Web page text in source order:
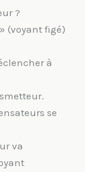
?
(voyant figé)
à
se
va